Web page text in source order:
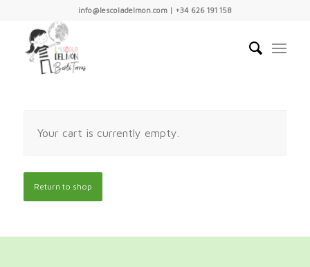
info@lescoladelmon.com | +34 626 191 158
Your cart is currently empty.
Return to shop